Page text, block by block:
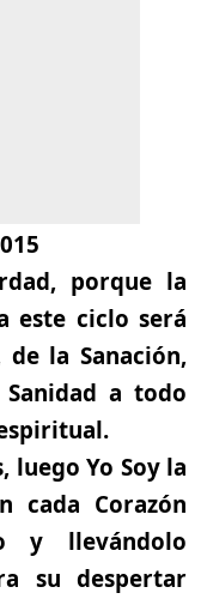
porque la
este ciclo será
la Sanación,
a todo
luego Yo Soy la
cada Corazón
y llevándolo
su despertar